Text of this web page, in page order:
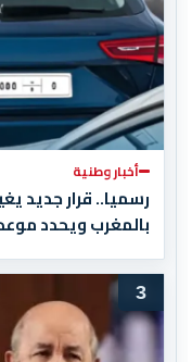
أخبار وطنية
رسميا.. قرار جديد
بالمغرب ويحدد
3